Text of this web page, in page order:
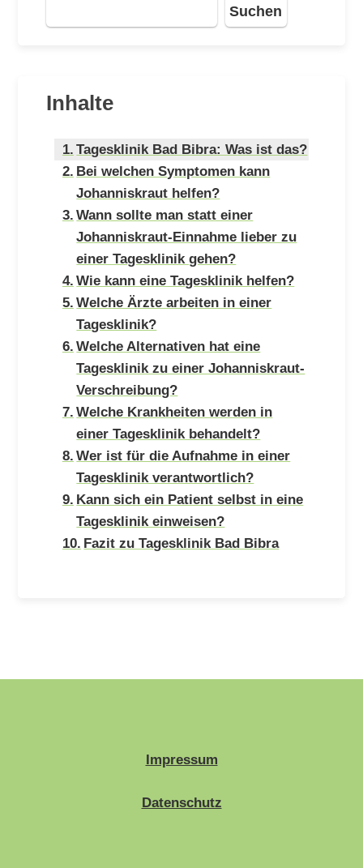
Suchen
Inhalte
Tagesklinik Bad Bibra: Was ist das?
Bei welchen Symptomen kann
Johanniskraut helfen?
Wann sollte man statt einer
Johanniskraut-Einnahme lieber zu
einer Tagesklinik gehen?
Wie kann eine Tagesklinik helfen?
Welche Ärzte arbeiten in einer
Tagesklinik?
Welche Alternativen hat eine
Tagesklinik zu einer Johanniskraut-
Verschreibung?
Welche Krankheiten werden in
einer Tagesklinik behandelt?
Wer ist für die Aufnahme in einer
Tagesklinik verantwortlich?
Kann sich ein Patient selbst in eine
Tagesklinik einweisen?
Fazit zu Tagesklinik Bad Bibra
Impressum
Datenschutz